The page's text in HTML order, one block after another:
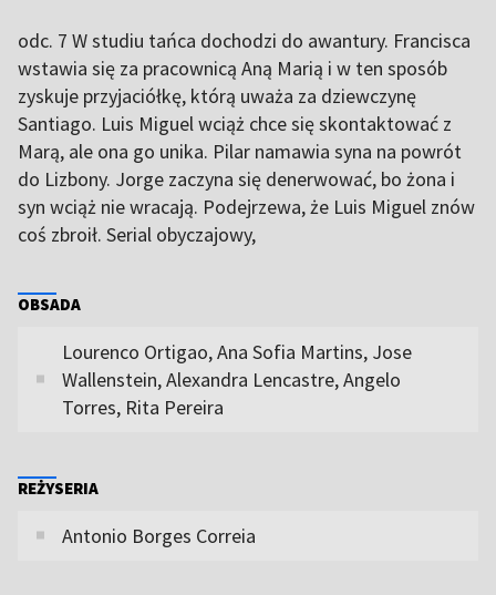
odc. 7 W studiu tańca dochodzi do awantury. Francisca
wstawia się za pracownicą Aną Marią i w ten sposób
zyskuje przyjaciółkę, którą uważa za dziewczynę
Santiago. Luis Miguel wciąż chce się skontaktować z
Marą, ale ona go unika. Pilar namawia syna na powrót
do Lizbony. Jorge zaczyna się denerwować, bo żona i
syn wciąż nie wracają. Podejrzewa, że Luis Miguel znów
coś zbroił. Serial obyczajowy,
OBSADA
Lourenco Ortigao, Ana Sofia Martins, Jose
Wallenstein, Alexandra Lencastre, Angelo
Torres, Rita Pereira
REŻYSERIA
Antonio Borges Correia